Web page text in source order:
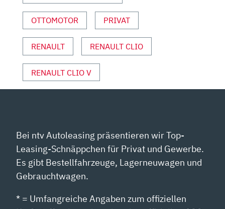
OTTOMOTOR PRIVAT
RENAULT RENAULT CLIO
RENAULT CLIO V
Bei ntv Autoleasing präsentieren wir Top-
Leasing-Schnäppchen für Privat und Gewerbe.
Es gibt Bestellfahrzeuge, Lagerneuwagen und
Gebrauchtwagen.
* = Umfangreiche Angaben zum offiziellen